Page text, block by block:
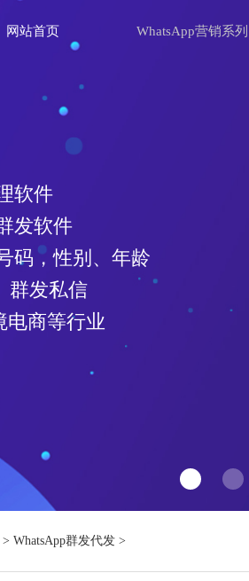
网站首页 WhatsApp营销系列
软件
发软件
码，性别、年龄
群发私信
电商等行业
> WhatsApp群发代发 >